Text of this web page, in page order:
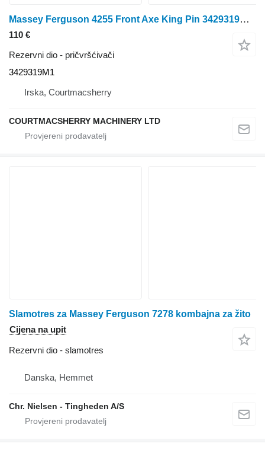
Massey Ferguson 4255 Front Axe King Pin 3429319M1 za traktora na kotačima
110 €
Rezervni dio - pričvršćivači
3429319M1
Irska, Courtmacsherry
COURTMACSHERRY MACHINERY LTD
Slamotres za Massey Ferguson 7278 kombajna za žito
Cijena na upit
Rezervni dio - slamotres
Danska, Hemmet
Chr. Nielsen - Tingheden A/S